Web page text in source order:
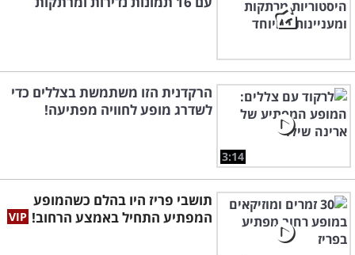
3:14
הרקדנית הזו משתמשת בצללים כדי
לשדרג מופע לחוויה מפתיעה!
תושבי פריז היו בהלם כשהמופע
המפתיע התחיל באמצע הרחוב!